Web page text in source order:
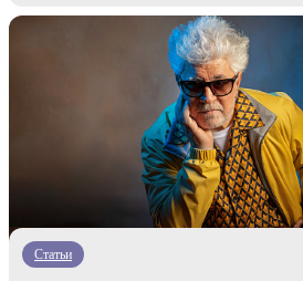
Статьи